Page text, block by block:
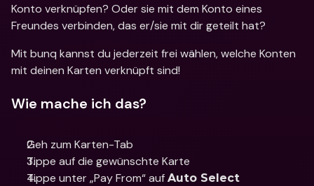
Konto verknüpfen? Oder sie mit dem Konto eines
Freundes verbinden, das er/sie mit dir geteilt hat?
Mit bunq kannst du jederzeit frei wählen, welche Konten
mit deinen Karten verknüpft sind!
Wie mache ich das?
Geh zum Karten-Tab
Tippe auf die gewünschte Karte
Tippe unter „Pay From“ auf Auto Select